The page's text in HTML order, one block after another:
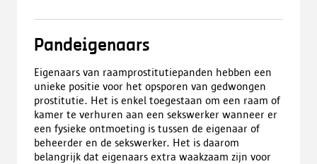
d
,
o
p
e
n
t
Pandeigenaars
Eigenaars van raamprostitutiepanden hebben een
unieke positie voor het opsporen van gedwongen
prostitutie. Het is enkel toegestaan om een raam of
kamer te verhuren aan een sekswerker wanneer er
een fysieke ontmoeting is tussen de eigenaar of
beheerder en de sekswerker. Het is daarom
belangrijk dat eigenaars extra waakzaam zijn voor